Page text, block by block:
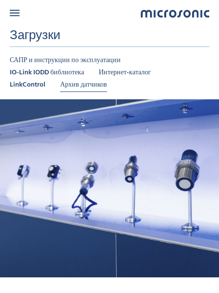
Загрузки
САПР и инструкции по эксплуатации
IO-Link IODD библиотека
Интернет-каталог
LinkControl
Архив датчиков